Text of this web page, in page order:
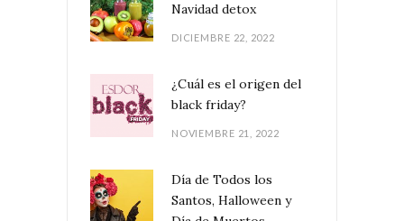
Navidad detox
DICIEMBRE 22, 2022
¿Cuál es el origen del
black friday?
NOVIEMBRE 21, 2022
Día de Todos los
Santos, Halloween y